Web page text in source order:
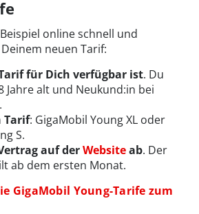
online schnell und
neuen Tarif:
für Dich verfügbar ist. Du
Jahre alt und Neukund:in bei
Tarif: GigaMobil Young XL oder
S.
auf derWebsiteab. Der
ab dem ersten Monat.
GigaMobil Young-Tarife zum